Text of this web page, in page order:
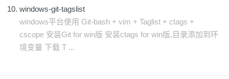
windows-git-tagslist
windows平台使用 Git-bash + vim + Taglist + ctags +
cscope 安装Git for win版 安装ctags for win版,目录添加到环
境变量 下载 T ...